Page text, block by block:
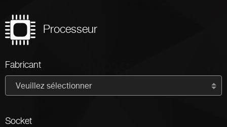
Processeur
Fabricant
Veuillez sélectionner
Socket